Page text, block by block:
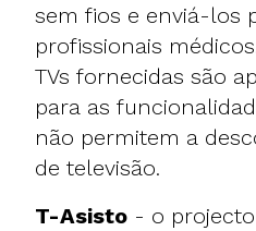
sem fios e enviá-los
profissionais
TVs fornecidas são
para as
não permitem a
de televisão.
T-Asisto - o